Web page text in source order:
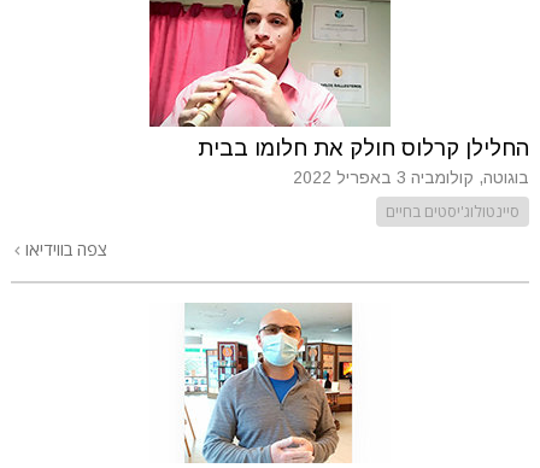
החלילן קרלוס חולק את חלומו בבית
בוגוטה, קולומביה 3 באפריל 2022
סיינטולוג'יסטים בחיים
צפה בווידיאו